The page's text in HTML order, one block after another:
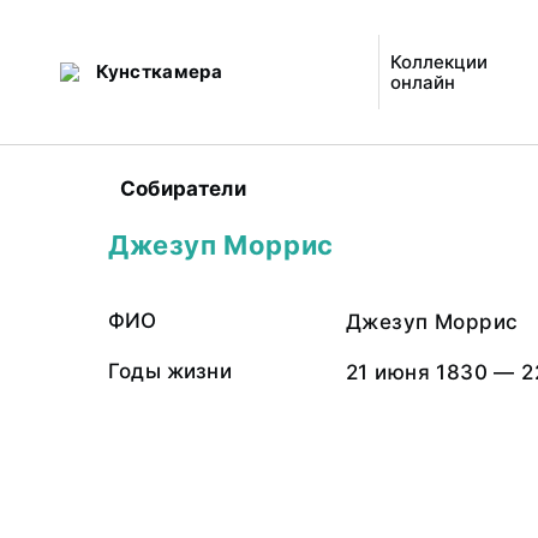
Кунсткамера
Коллекции
онлайн
Собиратели
Джезуп Моррис
ФИО Джезуп Моррис
Годы жизни 21 июня 1830 —